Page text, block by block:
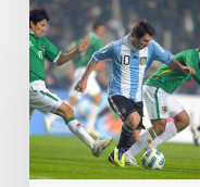
¿Hablar
una
lengua
romance
te
convierte
en